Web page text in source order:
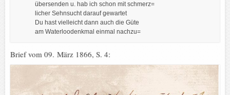
übersenden u. hab ich schon mit schmerz=
licher Sehnsucht darauf gewartet
Du hast vielleicht dann auch die Güte
am Waterloodenkmal einmal nachzu=
Brief vom 09. März 1866, S. 4: